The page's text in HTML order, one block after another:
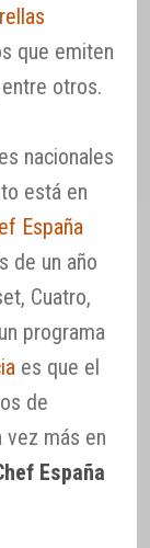
que emiten
entre otros.
nacionales
está en
España
de un año
Cuatro,
programa
es que el
de
vez más en
España